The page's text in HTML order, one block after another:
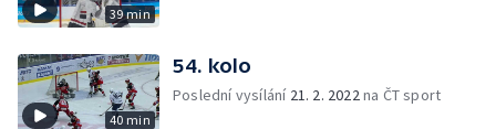
39 min
40 min
54. kolo
Poslední vysílání 21. 2. 2022na ČT sport